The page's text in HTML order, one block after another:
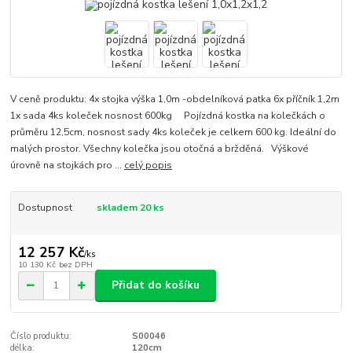
V ceně produktu: 4x stojka výška 1,0m -obdelníková patka 6x příčník 1,2m
1x sada 4ks koleček nosnost 600kg Pojízdná kostka na kolečkách o
průměru 12,5cm, nosnost sady 4ks koleček je celkem 600 kg. Ideální do
malých prostor. Všechny kolečka jsou otočná a bržděná. Výškové
úrovně na stojkách pro ... celý popis
Dostupnost skladem 20 ks
12 257 Kč/ks
10 130 Kč bez DPH
Přidat do košíku
Číslo produktu:
S00046
délka:
120cm